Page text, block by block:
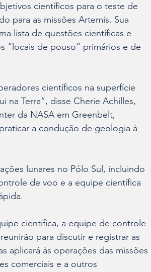
científicos para o teste de
para as missões Artemis. Sua
lista de questões científicas e
“locais de pouso” primários e de
científicos na superfície
na Terra”, disse Cherie Achilles,
da NASA em Greenbelt,
a condução de geologia à
lunares no Pólo Sul, incluindo
de voo e a equipe científica
científica, a equipe de controle
para discutir e registrar as
aplicará às operações das missões
comerciais e a outros